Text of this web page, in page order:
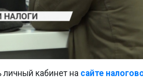
личный кабинет на сайте